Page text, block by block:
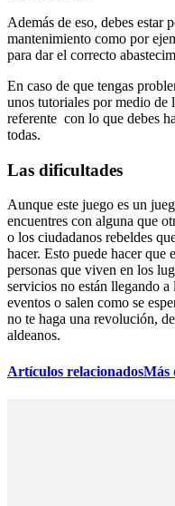
Además de eso, debes estar
mantenimiento como por
para dar el correcto
En caso de que tengas
unos tutoriales por medio de
referente con lo que debes
todas.
Las dificultades
Aunque este juego es un
encuentres con alguna que
o los ciudadanos rebeldes
hacer. Esto puede hacer que
personas que viven en los
servicios no están llegando a
eventos o salen como se
no te haga una revolución,
aldeanos.
Artículos relacionadosMás